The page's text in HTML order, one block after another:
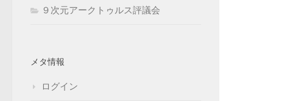
９次元アークトゥルス評議会
メタ情報
ログイン